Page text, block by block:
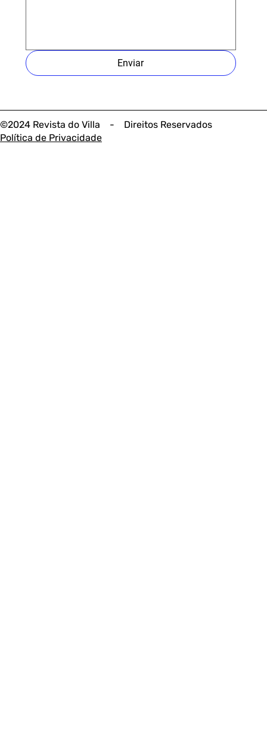
©2024 Revista do Villa - Direitos Reservados
Política de Privacidade
Enviar